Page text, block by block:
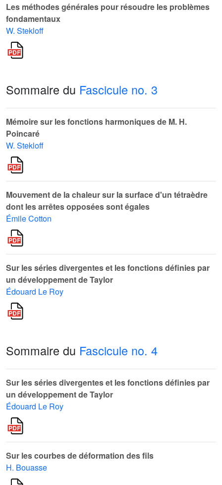
Les méthodes générales pour résoudre les problèmes
fondamentaux
W. Stekloff
Sommaire du Fascicule no. 3
Mémoire sur les fonctions harmoniques de M. H.
Poincaré
W. Stekloff
Mouvement de la chaleur sur la surface d'un tétraèdre
dont les arrêtes opposées sont égales
Émile Cotton
Sur les séries divergentes et les fonctions définies par
un développement de Taylor
Édouard Le Roy
Sommaire du Fascicule no. 4
Sur les séries divergentes et les fonctions définies par
un développement de Taylor
Édouard Le Roy
Sur les courbes de déformation des fils
H. Bouasse